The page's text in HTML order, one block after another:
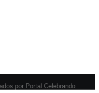
por Portal Celebrando